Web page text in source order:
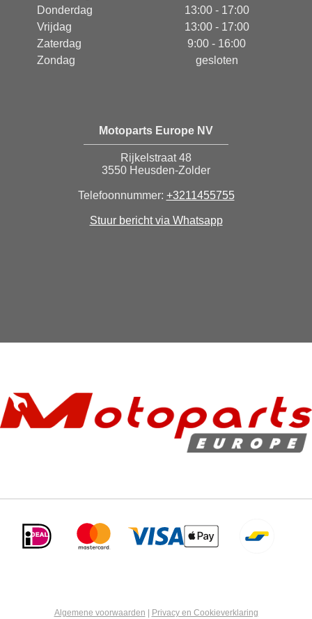
Donderdag
13:00 - 17:00
Vrijdag
13:00 - 17:00
Zaterdag
9:00 - 16:00
Zondag
gesloten
Motoparts Europe NV
Rijkelstraat 48
3550 Heusden-Zolder
Telefoonnummer: +3211455755
Stuur bericht via Whatsapp
Algemene voorwaarden Privacy en Cookieverklaring